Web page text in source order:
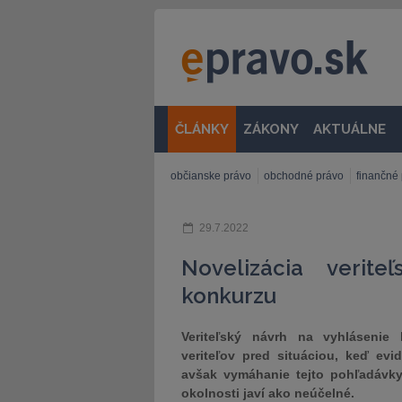
ČLÁNKY ZÁKONY AKTUÁLNE
občianske právo obchodné právo finančné
29.7.2022
Novelizácia
konkurzu
Veriteľský návrh na vyhlásenie
veriteľov pred situáciou, keď
avšak vymáhanie tejto
okolnosti javí ako neúčelné.